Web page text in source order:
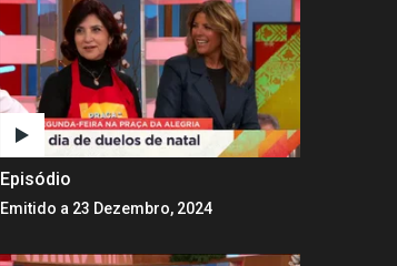
Episódio
Emitido a 23 Dezembro, 2024